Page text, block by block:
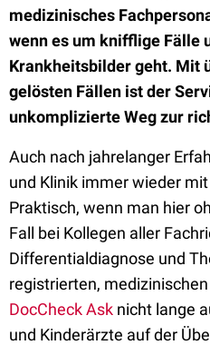
medizinisches
wenn es um knifflige Fälle
Krankheitsbilder geht. Mit
gelösten Fällen ist der
unkomplizierte Weg zur
Auch nach jahrelanger
und Klinik immer wieder
Praktisch, wenn man hier
Fall bei Kollegen aller
Differentialdiagnose und
registrierten,
DocCheck Ask nicht lange
und Kinderärzte auf der